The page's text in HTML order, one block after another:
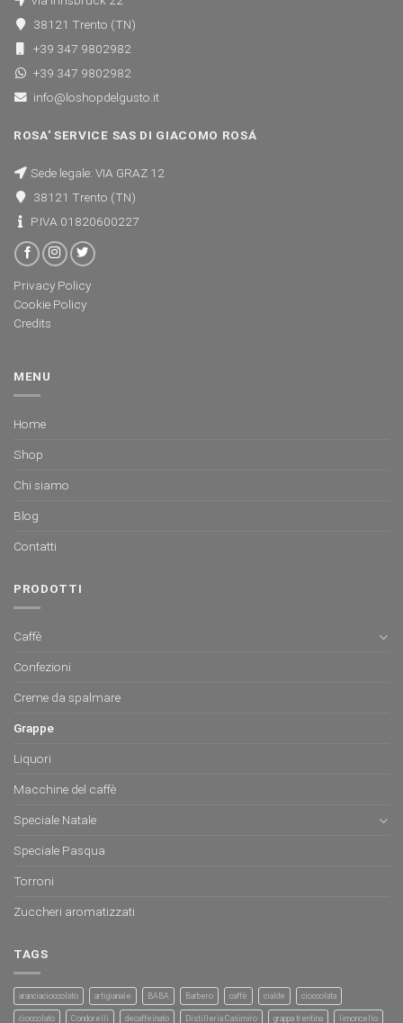
38121 Trento (TN)
+39 347 9802982
+39 347 9802982
info@loshopdelgusto.it
ROSA' SERVICE SAS DI GIACOMO ROSÁ
Sede legale: VIA GRAZ 12
38121 Trento (TN)
P.IVA 01820600227
Privacy Policy
Cookie Policy
Credits
MENU
Home
Shop
Chi siamo
Blog
Contatti
PRODOTTI
Caffè
Confezioni
Creme da spalmare
Grappe
Liquori
Macchine del caffè
Speciale Natale
Speciale Pasqua
Torroni
Zuccheri aromatizzati
TAGS
aranciacioccolato artigianale BABA Barbero caffè cialde cioccolata
cioccolato Condorelli decaffeinato Distilleria Casimiro grappa trentina limoncello